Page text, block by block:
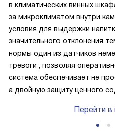
в климатических винных
за микроклиматом внутри
условия для выдержки
значительного отклонения
нормы один из датчиков
тревоги , позволяя
система обеспечивает не
а двойную защиту ценного
Перейти в